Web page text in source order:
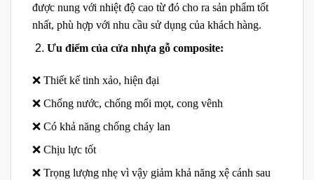
được nung với nhiệt độ cao từ đó cho ra sản phẩm tốt
nhất, phù hợp với nhu cầu sử dụng của khách hàng.
Ưu điểm của cửa nhựa gỗ composite:
❌ Thiết kế tinh xảo, hiện đại
❌ Chống nước, chống mối mọt, cong vênh
❌ Có khả năng chống cháy lan
❌ Chịu lực tốt
❌ Trọng lượng nhẹ vì vậy giảm khả năng xệ cánh sau